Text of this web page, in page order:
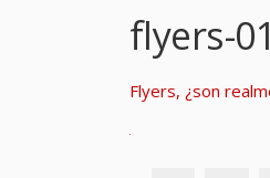
flyers-01
Flyers, ¿son